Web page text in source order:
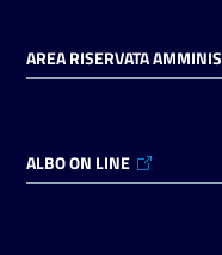
L'impresa
AREA RISERVATA
ALBO ON LINE